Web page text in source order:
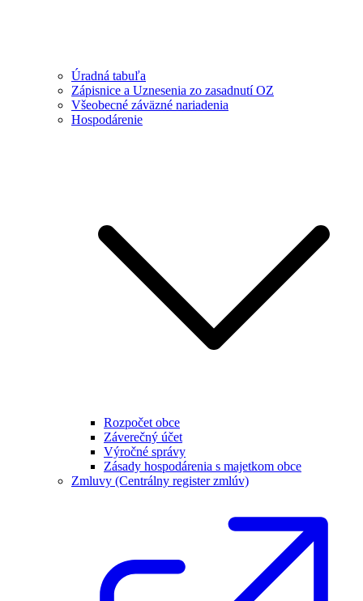
Úradná tabuľa
Zápisnice a Uznesenia zo zasadnutí OZ
Všeobecné záväzné nariadenia
Hospodárenie
Rozpočet obce
Záverečný účet
Výročné správy
Zásady hospodárenia s majetkom obce
Zmluvy (Centrálny register zmlúv)